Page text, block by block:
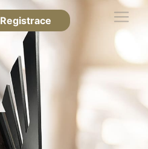
Registrace